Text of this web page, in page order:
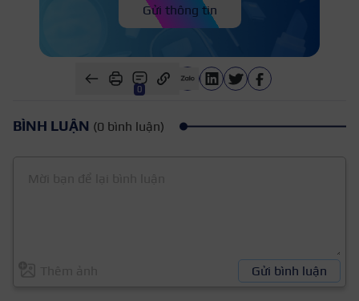
Gửi thông tin
0
BÌNH LUẬN (0 bình luận)
Gửi bình luận